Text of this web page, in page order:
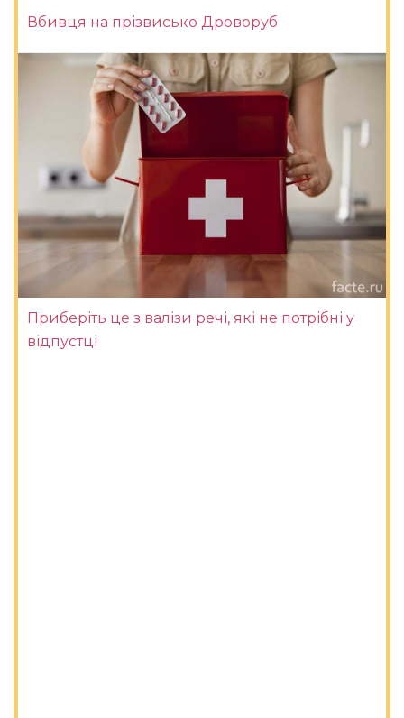
Вбивця на прізвисько Дроворуб
Приберіть це з валізи речі, які не потрібні у
відпустці